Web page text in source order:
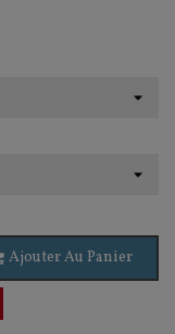
Ajouter Au Panier